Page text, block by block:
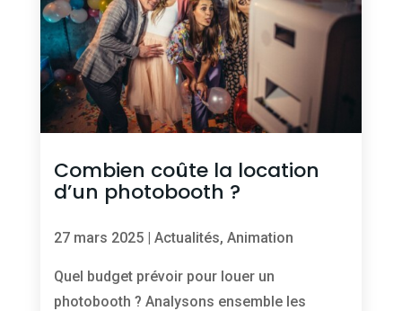
Combien coûte la location
d’un photobooth ?
27 mars 2025| Actualités, Animation
Quel budget prévoir pour louer un
photobooth ? Analysons ensemble les